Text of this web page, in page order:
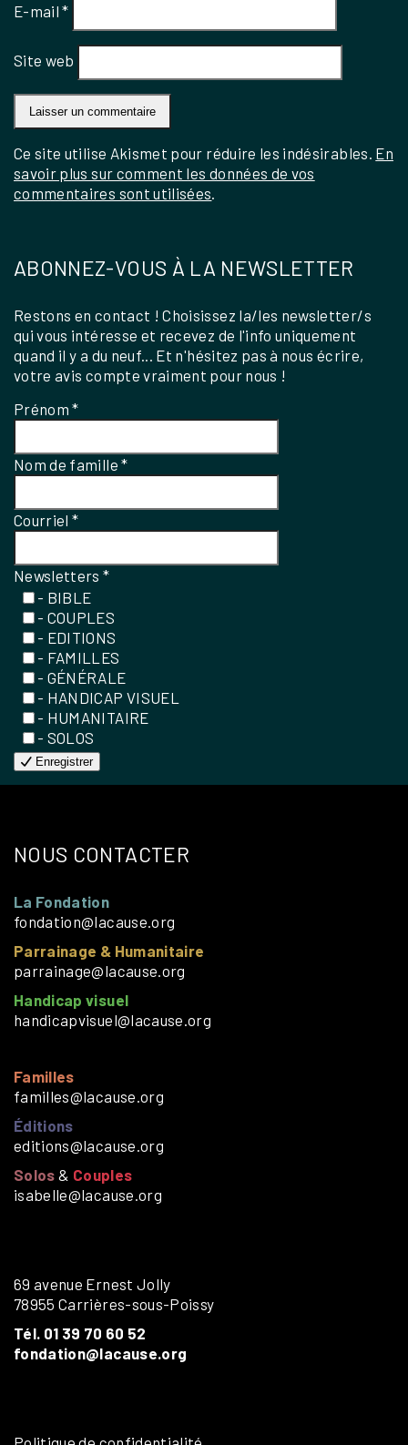
E-mail*
Site web
Ce site utilise Akismet pour réduire les indésirables. En
savoir plus sur comment les données de vos
commentaires sont utilisées
ABONNEZ-VOUS À LA NEWSLETTER
Restons en contact ! Choisissez la/les newsletter/s
qui vous intéresse et recevez de l'info uniquement
quand il y a du neuf... Et n'hésitez pas à nous écrire,
votre avis compte vraiment pour nous !
Prénom*
Nom de famille*
Courriel*
Newsletters*
- BIBLE
- COUPLES
- EDITIONS
- FAMILLES
- GÉNÉRALE
- HANDICAP VISUEL
- HUMANITAIRE
- SOLOS
Enregistrer
NOUS CONTACTER
La Fondation
fondation@lacause.org
Parrainage & Humanitaire
parrainage@lacause.org
Handicap visuel
handicapvisuel@lacause.org
Familles
familles@lacause.org
Éditions
editions@lacause.org
Solos & Couples
isabelle@lacause.org
69 avenue Ernest Jolly
78955 Carrières-sous-Poissy
Tél. 01 39 70 60 52
fondation@lacause.org